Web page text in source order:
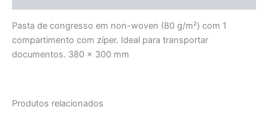
Pasta de congresso em non-woven (80 g/m²) com 1
compartimento com zíper. Ideal para transportar
documentos. 380 x 300 mm
Produtos relacionados